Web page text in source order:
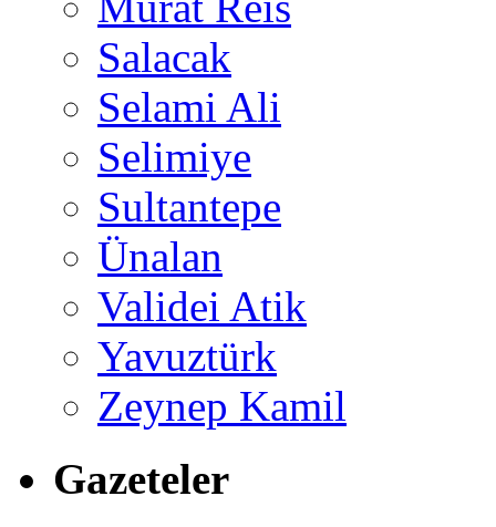
Salacak
Selami Ali
Selimiye
Sultantepe
Ünalan
Validei Atik
Yavuztürk
Zeynep Kamil
Gazeteler